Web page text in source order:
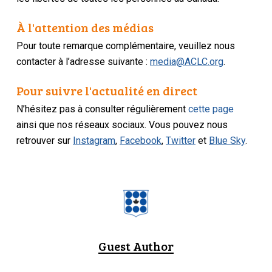
À l'attention des médias
Pour toute remarque complémentaire, veuillez nous
contacter à l’adresse suivante :media@ACLC.org.
Pour suivre l'actualité en direct
N’hésitez pas à consulter régulièrementcette page
ainsi que nos réseaux sociaux. Vous pouvez nous
retrouver sur Instagram, Facebook,Twitter et Blue Sky.
Guest Author